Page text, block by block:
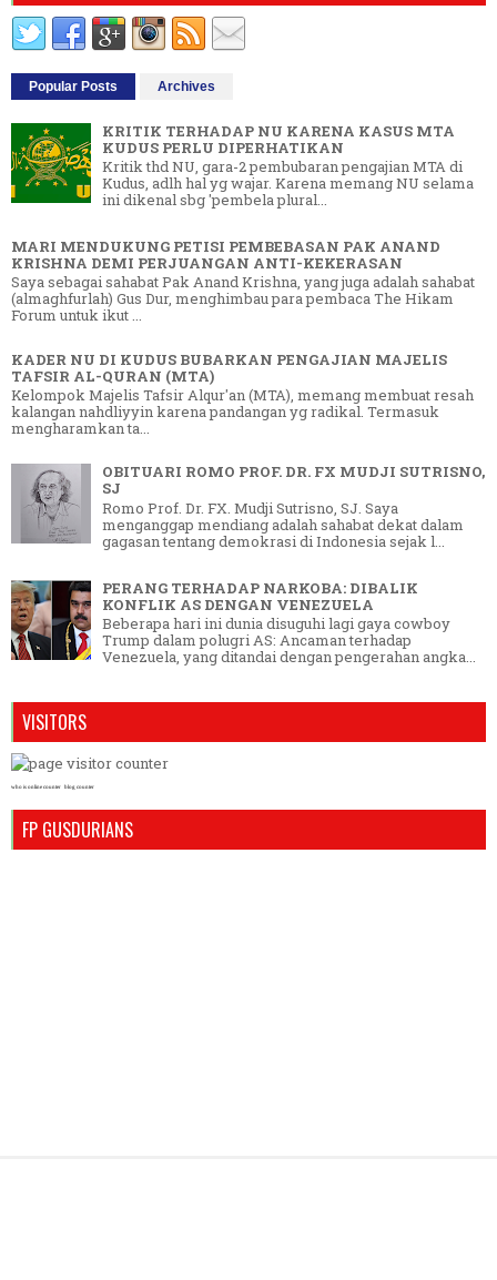
Popular Posts Archives
KRITIK TERHADAP NU KARENA KASUS MTA
KUDUS PERLU DIPERHATIKAN
Kritik thd NU, gara-2 pembubaran pengajian MTA di
Kudus, adlh hal yg wajar. Karena memang NU selama
ini dikenal sbg 'pembela plural...
MARI MENDUKUNG PETISI PEMBEBASAN PAK ANAND
KRISHNA DEMI PERJUANGAN ANTI-KEKERASAN
Saya sebagai sahabat Pak Anand Krishna, yang juga adalah sahabat
(almaghfurlah) Gus Dur, menghimbau para pembaca The Hikam
Forum untuk ikut ...
KADER NU DI KUDUS BUBARKAN PENGAJIAN MAJELIS
TAFSIR AL-QURAN (MTA)
Kelompok Majelis Tafsir Alqur'an (MTA), memang membuat resah
kalangan nahdliyyin karena pandangan yg radikal. Termasuk
mengharamkan ta...
OBITUARI ROMO PROF. DR. FX MUDJI SUTRISNO,
SJ
Romo Prof. Dr. FX. Mudji Sutrisno, SJ. Saya
menganggap mendiang adalah sahabat dekat dalam
gagasan tentang demokrasi di Indonesia sejak l...
PERANG TERHADAP NARKOBA: DIBALIK
KONFLIK AS DENGAN VENEZUELA
Beberapa hari ini dunia disuguhi lagi gaya cowboy
Trump dalam polugri AS: Ancaman terhadap
Venezuela, yang ditandai dengan pengerahan angka...
VISITORS
who is online counter blog counter
FP GUSDURIANS